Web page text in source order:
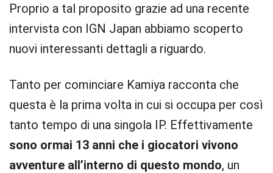
Proprio a tal proposito grazie ad una recente
intervista con IGN Japan abbiamo scoperto
nuovi interessanti dettagli a riguardo.
Tanto per cominciare Kamiya racconta che
questa è la prima volta in cui si occupa per così
tanto tempo di una singola IP. Effettivamente
sono ormai 13 anni che i giocatori vivono
avventure all’interno di questo mondo, un